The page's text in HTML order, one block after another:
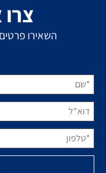
השאירו